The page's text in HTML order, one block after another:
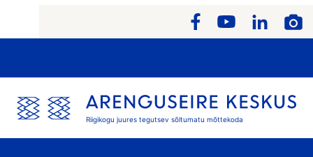
Riigikogu juures tegutsev sõltumatu mõttekoda